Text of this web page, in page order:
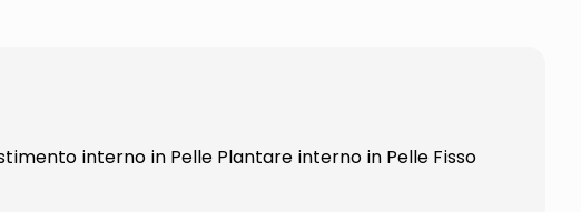
interno in Pelle Plantare interno in Pelle Fisso